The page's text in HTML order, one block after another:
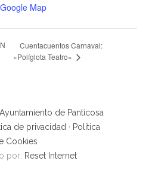
Map
Cuentacuentos Carnaval:
«Políglota Teatro»
Ayuntamiento de Panticosa
de privacidad · Política
Cookies
por: Reset Internet